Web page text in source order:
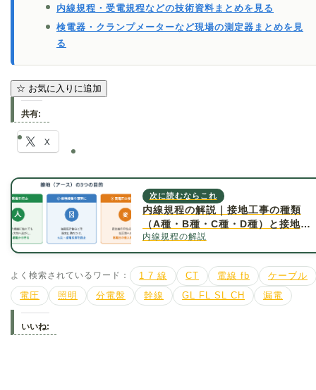
内線規程・受電規程などの技術資料まとめを見る
検電器・クランプメーターなど現場の測定器まとめを見
る
☆ お気に入りに追加
共有:
X
次に読むならこれ
内線規程の解説｜接地工事の種類
（A種・B種・C種・D種）と接地抵
抗値について詳しく解説
内線規程の解説
よく検索されているワード： 1 7 線 CT 電線 fb
ケーブル
電圧
照明 分電盤 幹線 GL FL SL CH 漏電
いいね: